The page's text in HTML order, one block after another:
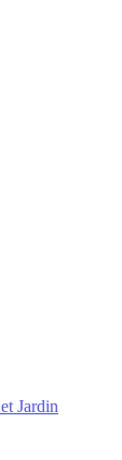
Jardin